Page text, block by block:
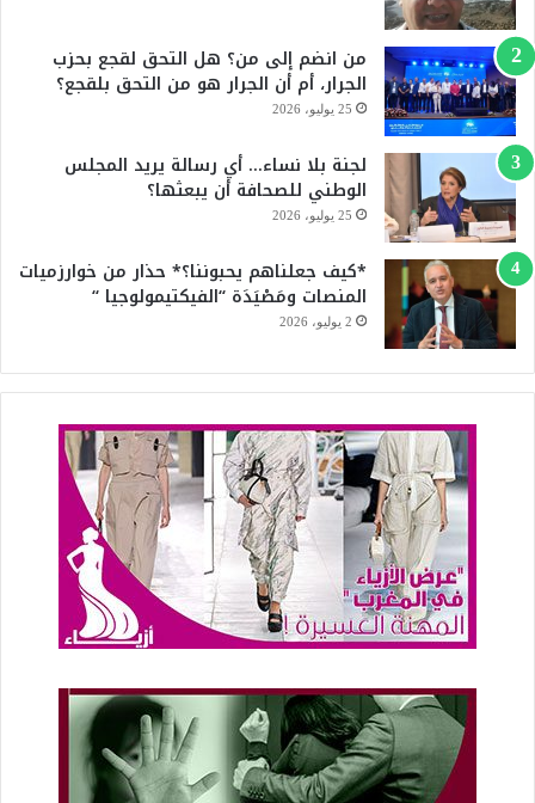
ك
b
e
من انضم إلى من؟ هل التحق لقجع بحزب
الجرار، أم أن الجرار هو من التحق بلقجع؟
25 يوليو، 2026
لجنة بلا نساء… أي رسالة يريد المجلس
الوطني للصحافة أن يبعثها؟
25 يوليو، 2026
*كيف جعلناهم يحبوننا؟* حذار من خوارزميات
المنصات ومَصْيَدَة “الفيكتيمولوجيا “
2 يوليو، 2026